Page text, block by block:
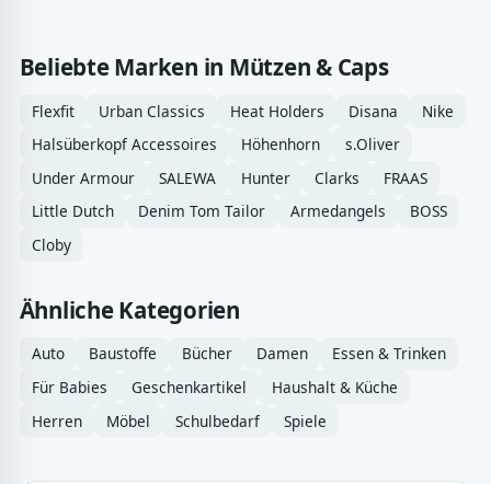
Beliebte Marken in Mützen & Caps
Flexfit Urban Classics Heat Holders Disana
Nike
Halsüberkopf Accessoires
Höhenhorn
s.Oliver
Under Armour
SALEWA Hunter Clarks
FRAAS
Little Dutch
Denim Tom Tailor Armedangels
BOSS
Cloby
Ähnliche Kategorien
Auto Baustoffe Bücher Damen
Essen & Trinken
Für Babies
Geschenkartikel
Haushalt & Küche
Herren
Möbel Schulbedarf Spiele